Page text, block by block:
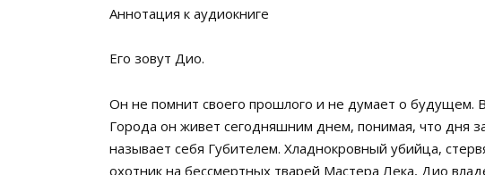
Аннотация к аудиокниге
Его зовут Дио.
Он не помнит своего прошлого и не думает о будущем.
Города он живет сегодняшним днем, понимая, что дня
называет себя Губителем. Хладнокровный убийца,
охотник на бессмертных тварей Мастера Лека, Дио